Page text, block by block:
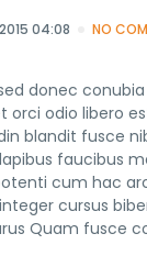
04:08 NO
donec
orci odio libero
blandit fusce
faucibus
cum hac
cursus
Quam fusce